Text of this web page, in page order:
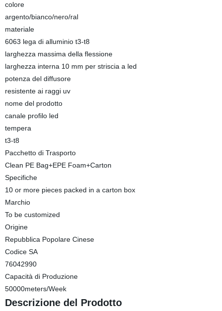
colore
argento/bianco/nero/ral
materiale
6063 lega di alluminio t3-t8
larghezza massima della flessione
larghezza interna 10 mm per striscia a led
potenza del diffusore
resistente ai raggi uv
nome del prodotto
canale profilo led
tempera
t3-t8
Pacchetto di Trasporto
Clean PE Bag+EPE Foam+Carton
Specifiche
10 or more pieces packed in a carton box
Marchio
To be customized
Origine
Repubblica Popolare Cinese
Codice SA
76042990
Capacità di Produzione
50000meters/Week
Descrizione del Prodotto